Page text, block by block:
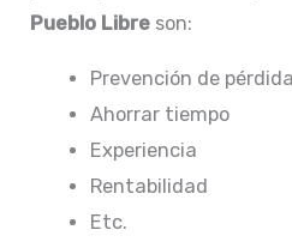
Pueblo Libre son:
Prevención de
Ahorrar tiempo
Experiencia
Rentabilidad
Etc.